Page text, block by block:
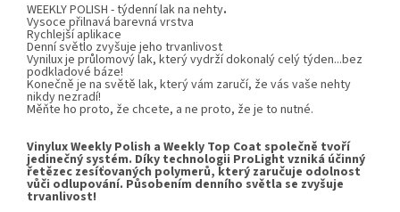
WEEKLY POLISH - týdenní lak na nehty.
Vysoce přilnavá barevná vrstva
Rychlejší aplikace
Denní světlo zvyšuje jeho trvanlivost
Vyniluxje průlomový lak, který vydrží dokonalý celý týden...bez
podkladové báze!
Konečně je na světě lak, který vám zaručí, že vás vaše nehty
nikdy nezradí!
Měňte ho proto, že chcete, a ne proto, že je to nutné.
Vinylux Weekly Polish a Weekly Top Coat společně tvoří
jedinečný systém. Díky technologii ProLight vzniká účinný
řetězec zesíťovaných polymerů, který zaručuje odolnost
vůči odlupování. Působením denního světla se zvyšuje
trvanlivost!